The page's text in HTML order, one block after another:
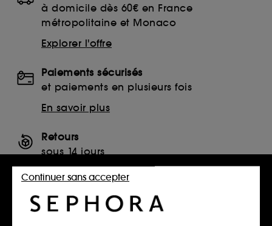
à domicile dès 60€ en France
métropolitaine et Monaco
Explorer l'offre
Paiements sécurisés
et paiements en plusieurs fois
En savoir plus
Retours
sous 14 jours
Retourner mon article
SERVICES, CONTACT ET CONDITIONS DES OFFRES
Continuer sans accepter